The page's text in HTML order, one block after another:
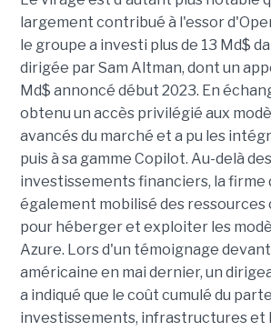
largement contribué à l'essor
le groupe a investi plus de 13 Md$
dirigée par Sam Altman, dont un
Md$ annoncé début 2023. En
obtenu un accès privilégié aux
avancés du marché et a pu les
puis à sa gamme Copilot. Au-delà des
investissements financiers, la firme
également mobilisé des ressources
pour héberger et exploiter les
Azure. Lors d'un témoignage
américaine en mai dernier, un
a indiqué que le coût cumulé du
investissements, infrastructures et